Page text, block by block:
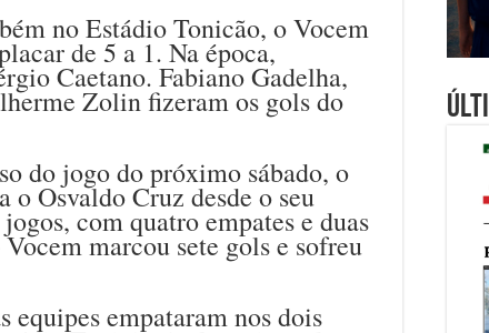
no Estádio Tonicão, o Vocem
de 5 a 1. Na época,
Caetano. Fabiano Gadelha,
Zolin fizeram os gols do
do jogo do próximo sábado, o
o Osvaldo Cruz desde o seu
com quatro empates e duas
marcou sete gols e sofreu
equipes empataram nos dois